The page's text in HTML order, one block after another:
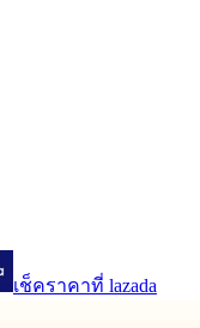
เช็คราคาที่ lazada